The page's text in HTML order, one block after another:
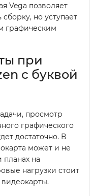
Vega позволяет
но уступает
графическим
при
с буквой
просмотр
графического
достаточно. В
может и не
планах на
нагрузки стоит